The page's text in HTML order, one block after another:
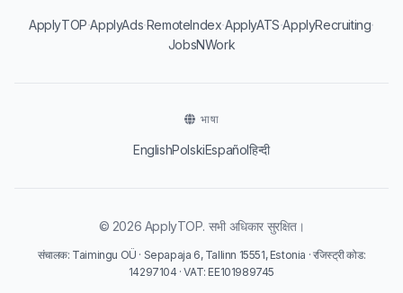
ApplyTOP·ApplyAds·RemoteIndex·ApplyATS·ApplyRecruiting·
JobsNWork
भाषा
EnglishPolskiEspañolहिन्दी
© 2026 ApplyTOP. सभी अधिकार सुरक्षित।
संचालक: Taimingu OÜ · Sepapaja 6, Tallinn 15551, Estonia · रजिस्ट्री कोड:
14297104 · VAT: EE101989745